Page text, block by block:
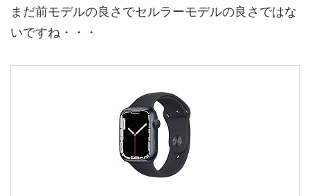
まだ前モデルの良さでセルラーモデルの良さではな
いですね・・・